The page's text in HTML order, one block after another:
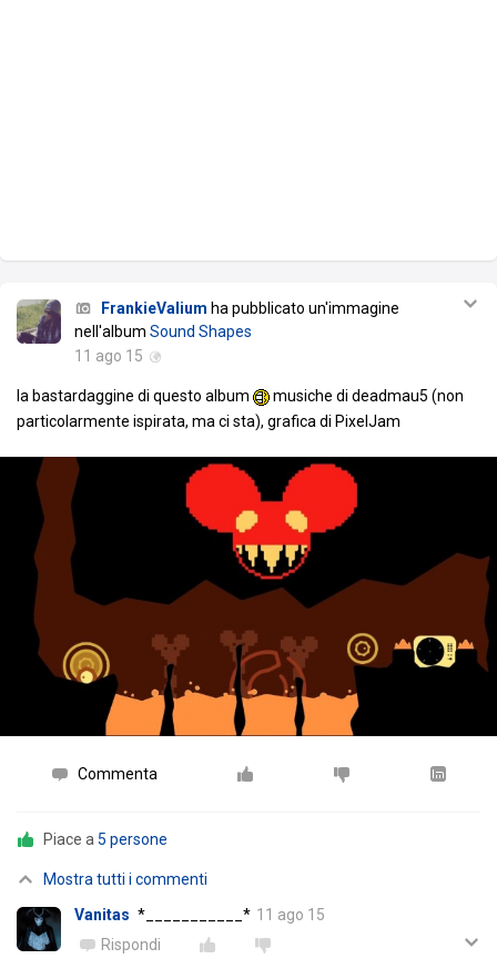
FrankieValium ha pubblicato un'immagine
nell'album Sound Shapes
11 ago 15
la bastardaggine di questo album
musiche di deadmau5 (non
particolarmente ispirata, ma ci sta), grafica di PixelJam
Commenta
Piace a 5 persone
Mostra tutti i commenti
Vanitas *___________* 11 ago 15
Rispondi